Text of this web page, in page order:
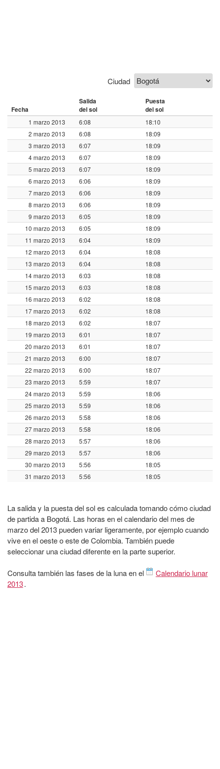
Ciudad
Fecha
Salida
del sol
Puesta
del sol
1 marzo 2013 6:08
18:10
2 marzo 2013
6:08
18:09
3 marzo 2013
6:07
18:09
4 marzo 2013
6:07
18:09
5 marzo 2013
6:07
18:09
6 marzo 2013
6:06
18:09
7 marzo 2013
6:06
18:09
8 marzo 2013
6:06
18:09
9 marzo 2013
6:05
18:09
10 marzo 2013
6:05
18:09
11 marzo 2013
6:04
18:09
12 marzo 2013
6:04
18:08
13 marzo 2013
6:04
18:08
14 marzo 2013
6:03
18:08
15 marzo 2013
6:03
18:08
16 marzo 2013
6:02
18:08
17 marzo 2013
6:02
18:08
18 marzo 2013
6:02
18:07
19 marzo 2013
6:01
18:07
20 marzo 2013
6:01
18:07
21 marzo 2013
6:00
18:07
22 marzo 2013
6:00
18:07
23 marzo 2013
5:59
18:07
24 marzo 2013
5:59
18:06
25 marzo 2013
5:59
18:06
26 marzo 2013
5:58
18:06
27 marzo 2013
5:58
18:06
28 marzo 2013
5:57
18:06
29 marzo 2013
5:57
18:06
30 marzo 2013
5:56
18:05
31 marzo 2013
5:56 18:05
La salida y la puesta del sol es calculada tomando cómo ciudad
de partida a Bogotá. Las horas en el calendario del mes de
marzo del 2013 pueden variar ligeramente, por ejemplo cuando
vive en el oeste o este de Colombia. También puede
seleccionar una ciudad diferente en la parte superior.
Consulta también las fases de la luna en el
Calendario lunar
2013.